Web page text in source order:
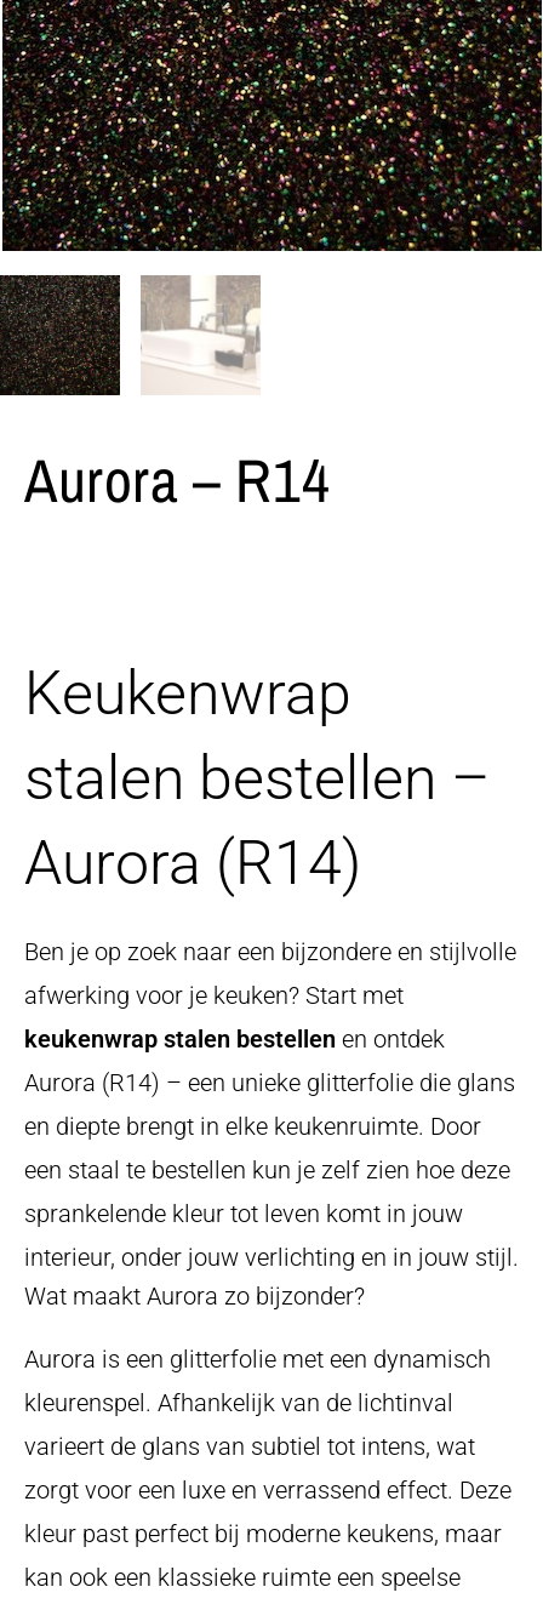
Aurora – R14
Keukenwrap
stalen bestellen –
Aurora (R14)
Ben je op zoek naar een bijzondere en stijlvolle
afwerking voor je keuken? Start met
keukenwrap stalen bestellen en ontdek
Aurora (R14) – een unieke glitterfolie die glans
en diepte brengt in elke keukenruimte. Door
een staal te bestellen kun je zelf zien hoe deze
sprankelende kleur tot leven komt in jouw
interieur, onder jouw verlichting en in jouw stijl.
Wat maakt Aurora zo bijzonder?
Aurora is een glitterfolie met een dynamisch
kleurenspel. Afhankelijk van de lichtinval
varieert de glans van subtiel tot intens, wat
zorgt voor een luxe en verrassend effect. Deze
kleur past perfect bij moderne keukens, maar
kan ook een klassieke ruimte een speelse